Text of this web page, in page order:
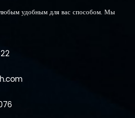
удобным для вас способом. Мы